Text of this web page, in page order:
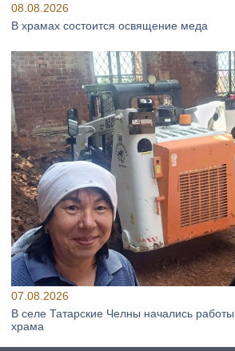
08.08.2026
В храмах состоится освящение меда
07.08.2026
В селе Татарские Челны начались
храма